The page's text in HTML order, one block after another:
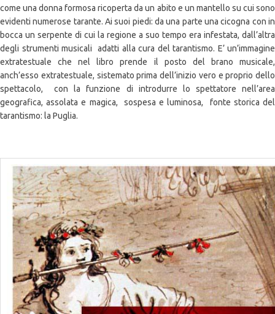
come una donna formosa ricoperta da un abito e un mantello su cui sono
evidenti numerose tarante. Ai suoi piedi: da una parte una cicogna con in
bocca un serpente di cui la regione a suo tempo era infestata, dall’altra
degli strumenti musicali adatti alla cura del tarantismo. E’ un’immagine
extratestuale che nel libro prende il posto del brano musicale,
anch’esso extratestuale, sistemato prima dell’inizio vero e proprio dello
spettacolo, con la funzione di introdurre lo spettatore nell’area
geografica, assolata e magica, sospesa e luminosa, fonte storica del
tarantismo: la Puglia.